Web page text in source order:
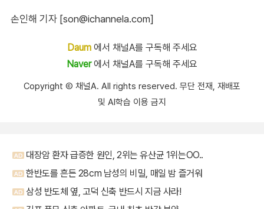
손인해 기자 [son@ichannela.com]
Daum에서 채널A를 구독해 주세요
Naver에서 채널A를 구독해 주세요
Copyright Ⓒ 채널A. All rights reserved. 무단 전재, 재배포
및 AI학습 이용 금지